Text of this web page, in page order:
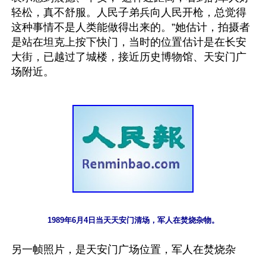
轻松，真不舒服。人民子弟兵向人民开枪，总觉得
这种事情不是人类能做得出来的。”她估计，拍摄者
是站在坦克上按下快门，当时的位置估计是在长安
大街，已越过了城楼，接近历史博物馆、天安门广
场附近。
1989年6月4日当天天安门清场，军人在焚烧杂物。
另一帧照片，是天安门广场位置，军人在焚烧杂